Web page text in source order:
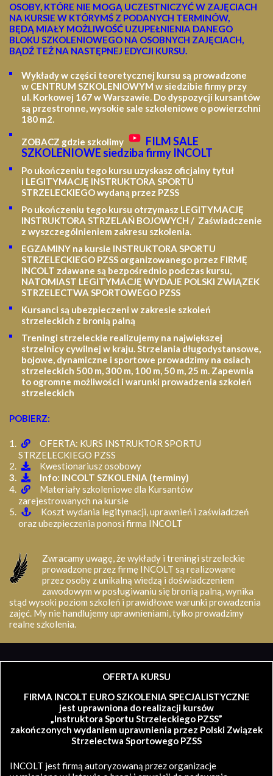
OSOBY, KTÓRE NIE MOGĄ UCZESTNICZYĆ W ZAJĘCIACH
NA KURSIE W KTÓRYMŚ Z PODANYCH TERMINÓW,
BĘDĄ MIAŁY MOŻLIWOŚĆ UZUPEŁNIENIA DANEGO
BLOKU SZKOLENIOWEGO NA OSOBNYCH ZAJĘCIACH,
BĄDŹ TEŻ NA NASTĘPNEJ EDYCJI KURSU.
Wykłady w części teoretycznej kursu są prowadzone
w CENTRUM SZKOLENIOWYM w siedzibie firmy przy
ul. Korkowej 167 w Warszawie. Do dyspozycji kursantów
są przestronne, wysokie sale szkoleniowe o powierzchni
180 m2.
ZOBACZ gdzie szkolimy
FILM SALE
SZKOLENIOWE siedziba firmy INCOLT
Po ukończeniu tego kursu uzyskasz oficjalny tytuł
i LEGITYMACJĘ INSTRUKTORA SPORTU
STRZELECKIEGO wydaną przez PZSS
Po ukończeniu tego kursu otrzymasz LEGITYMACJĘ
INSTRUKTORA STRZELAŃ BOJOWYCH / Zaświadczenie
z wyszczególnieniem zakresu szkolenia.
EGZAMINY na kursie INSTRUKTORA SPORTU
STRZELECKIEGO PZSS organizowanego przez FIRMĘ
INCOLT zdawane są bezpośrednio podczas kursu,
NATOMIAST LEGITYMACJĘ WYDAJE POLSKI ZWIĄZEK
STRZELECTWA SPORTOWEGO PZSS
Kursanci są ubezpieczeni w zakresie szkoleń
strzeleckich z bronią palną
Treningi strzeleckie realizujemy na największej
strzelnicy cywilnej w kraju. Strzelania długodystansowe,
bojowe, dynamiczne i sportowe prowadzimy na osiach
strzeleckich 500 m, 300 m, 100 m, 50 m, 25 m. Zapewnia
to ogromne możliwości i warunki prowadzenia szkoleń
strzeleckich
POBIERZ:
OFERTA: KURS INSTRUKTOR SPORTU
STRZELECKIEGO PZSS
Kwestionariusz osobowy
Info: INCOLT SZKOLENIA (terminy)
Materiały szkoleniowe dla Kursantów
zarejestrowanych na kursie
Koszt wydania legitymacji, uprawnień i zaświadczeń
oraz ubezpieczenia ponosi firma INCOLT
Zwracamy uwagę, że wykłady i treningi strzeleckie
prowadzone przez firmę INCOLT są realizowane
przez osoby z unikalną wiedzą i doświadczeniem
zawodowym w posługiwaniu się bronią palną, wynika
stąd wysoki poziom szkoleń i prawidłowe warunki prowadzenia
zajęć. My nie handlujemy uprawnieniami, tylko prowadzimy
realne szkolenia.
OFERTA KURSU
FIRMA INCOLT EURO SZKOLENIA SPECJALISTYCZNE
jest uprawniona do realizacji kursów
„Instruktora Sportu Strzeleckiego PZSS”
zakończonych wydaniem uprawnienia przez Polski Związek
Strzelectwa Sportowego PZSS
INCOLT jest firmą autoryzowaną przez organizacje